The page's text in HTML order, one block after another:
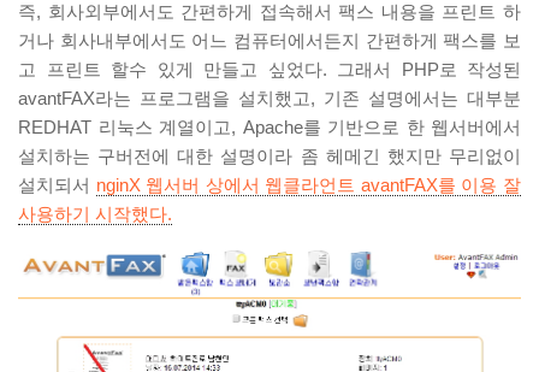
즉, 회사외부에서도 간편하게 접속해서 팩스 내용을 프린트 하
거나 회사내부에서도 어느 컴퓨터에서든지 간편하게 팩스를 보
고 프린트 할수 있게 만들고 싶었다. 그래서 PHP로 작성된
avantFAX라는 프로그램을 설치했고, 기존 설명에서는 대부분
REDHAT 리눅스 계열이고, Apache를 기반으로 한 웹서버에서
설치하는 구버전에 대한 설명이라 좀 헤메긴 했지만 무리없이
설치되서 nginX 웹서버 상에서 웹클라언트 avantFAX를 이용 잘
사용하기 시작했다.